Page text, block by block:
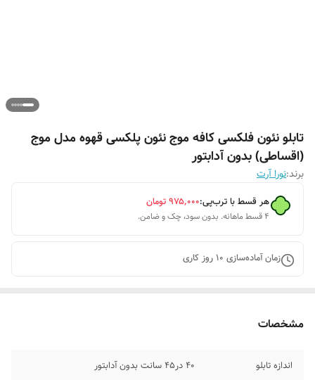
تابلو نئون فلکسی کافه موج نئون پلکسی قهوه مدل موج
(اقساطی) بدون آدابتور
برند:نورا آرت
هر قسط با ترب‌پی:۹۷۵٬۰۰۰تومان
۴ قسط ماهانه. بدون سود، چک و ضامن.
زمان آماده‌سازی 10روز کاری
مشخصات
اندازه تابلو ۴۰ در۴۵ سانت بدون آدابتور